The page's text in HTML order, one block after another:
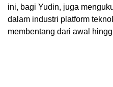
ini, bagi Yudin, juga
dalam industri platform
membentang dari awal